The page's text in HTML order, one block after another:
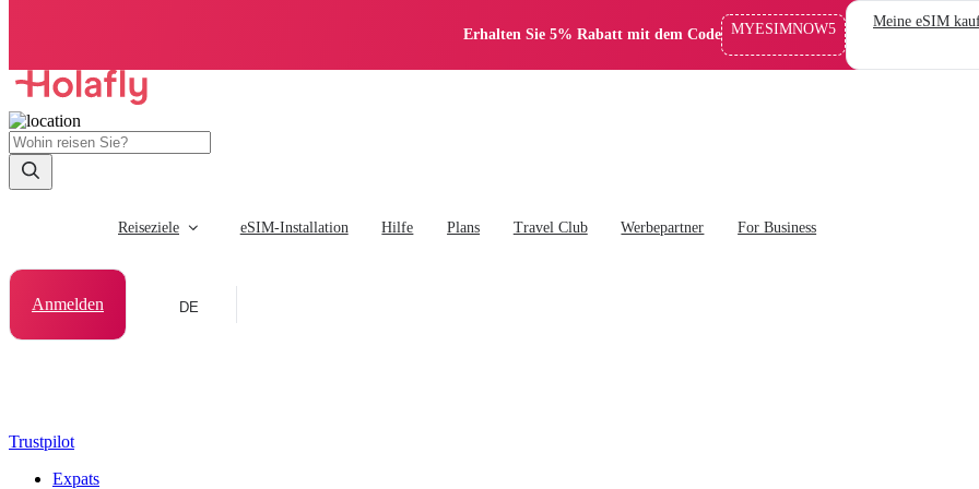
Erhalten Sie 5% Rabatt mit dem Code MYESIMNOW5 Meine eSIM
Reiseziele eSIM-Installation Hilfe Plans Travel Club Werbepartner For Business
Anmelden DE
Trustpilot
Expats